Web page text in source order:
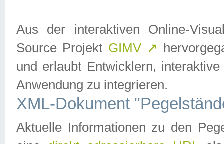
Aus der interaktiven Online-
Source Projekt GIMV ↗
und erlaubt Entwicklern,
Anwendung zu integrieren.
XML-Dokument
Aktuelle Informationen zu den